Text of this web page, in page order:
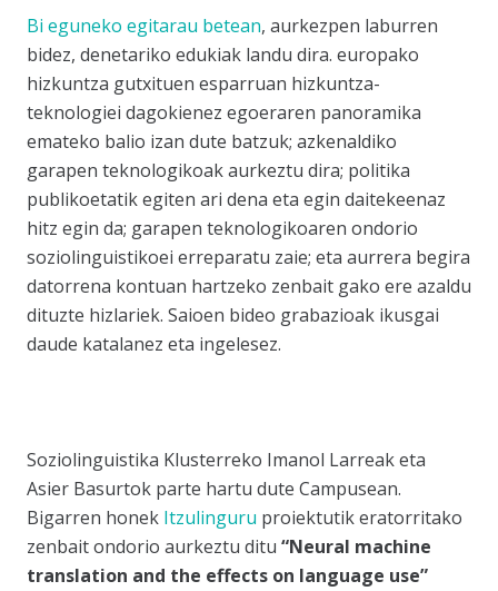
Bi eguneko egitarau betean, aurkezpen laburren
bidez, denetariko edukiak landu dira. europako
hizkuntza gutxituen esparruan hizkuntza-
teknologiei dagokienez egoeraren panoramika
emateko balio izan dute batzuk; azkenaldiko
garapen teknologikoak aurkeztu dira; politika
publikoetatik egiten ari dena eta egin daitekeenaz
hitz egin da; garapen teknologikoaren ondorio
soziolinguistikoei erreparatu zaie; eta aurrera begira
datorrena kontuan hartzeko zenbait gako ere azaldu
dituzte hizlariek. Saioen bideo grabazioak ikusgai
daude katalanez eta ingelesez.
Soziolinguistika Klusterreko Imanol Larreak eta
Asier Basurtok parte hartu dute Campusean.
Bigarren honek Itzulinguru proiektutik eratorritako
zenbait ondorio aurkeztu ditu “Neural machine
translation and the effects on language use”